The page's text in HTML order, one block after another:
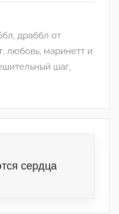
, драббл от
, любовь, маринетт и
шаг,
сердца